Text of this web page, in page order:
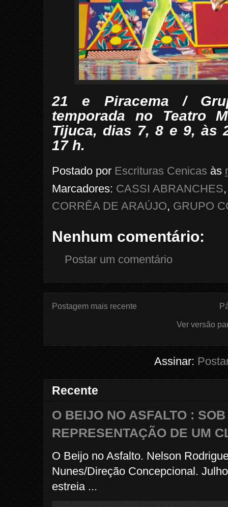
21 e Piracema /
temporada no Teatro
Tijuca, dias 7, 8 e 9, às
17 h.
Postado por Escrituras Cenicas às
Marcadores: CASSI ABRANCHES
CORRÊA DE ARAÚJO, GRUPO
Nenhum comentário:
Postar um comentário
Postagem mais recente
Ver versão
Assinar:
Recente
O BEIJO NO ASFALTO :
REPRESENTAÇÃO DE UM
O Beijo no Asfalto. Nelson
Nunes/Direção Concepcional.
estreia ...